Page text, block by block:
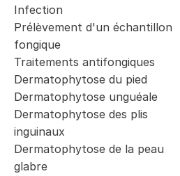
Infection
Prélèvement d'un échantillon
fongique
Traitements antifongiques
Dermatophytose du pied
Dermatophytose unguéale
Dermatophytose des plis
inguinaux
Dermatophytose de la peau
glabre